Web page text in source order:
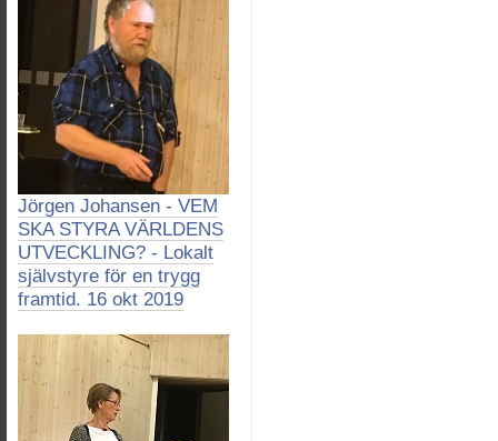
Jörgen Johansen - VEM
SKA STYRA VÄRLDENS
UTVECKLING? - Lokalt
självstyre för en trygg
framtid. 16 okt 2019